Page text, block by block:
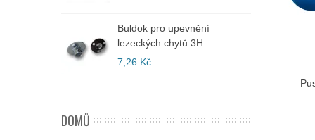
Buldok pro upevnění
lezeckých chytů 3H
7,26 Kč
DOMŮ